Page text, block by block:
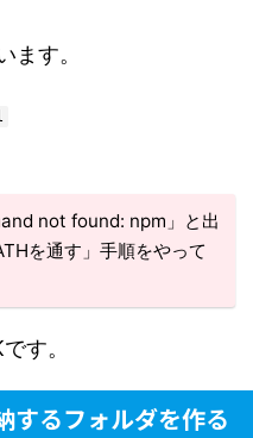
す。
not found: npm」と出
を通す」手順をやって
す。
するフォルダを作る